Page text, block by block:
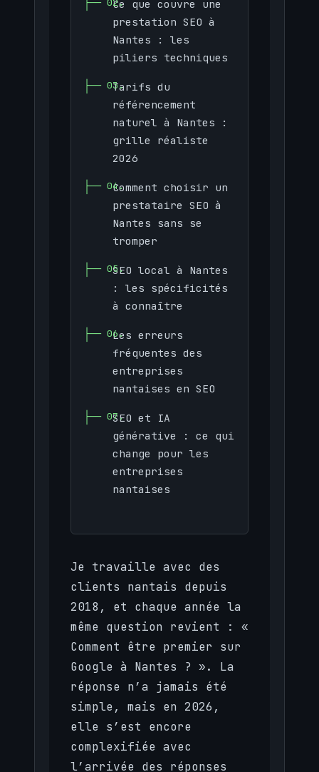
Ce que couvre une
prestation SEO à
Nantes : les
piliers techniques
Tarifs du
référencement
naturel à Nantes :
grille réaliste
2026
Comment choisir un
prestataire SEO à
Nantes sans se
tromper
SEO local à Nantes
: les spécificités
à connaître
Les erreurs
fréquentes des
entreprises
nantaises en SEO
SEO et IA
générative : ce qui
change pour les
entreprises
nantaises
Je travaille avec des
clients nantais depuis
2018, et chaque année la
même question revient : «
Comment être premier sur
Google à Nantes ? ». La
réponse n’a jamais été
simple, mais en 2026,
elle s’est encore
complexifiée avec
l’arrivée des réponses